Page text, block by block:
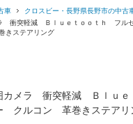
車
クロスビー・長野県長野市の中古
衝突軽減 Ｂｌｕｅｔｏｏｔｈ フ
ステアリング
メラ 衝突軽減 Ｂｌｕ
ルコン 革巻きステアリ